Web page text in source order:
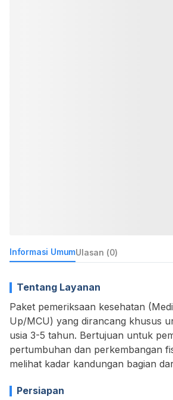
Informasi UmumUlasan (0)
Tentang Layanan
Paket pemeriksaan kesehatan
Up/MCU) yang dirancang khusus
usia 3-5 tahun. Bertujuan untuk
pertumbuhan dan perkembangan
melihat kadar kandungan bagian
Persiapan